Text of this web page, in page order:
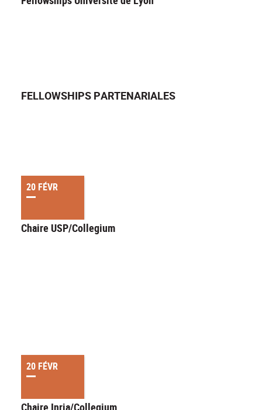
FELLOWSHIPS PARTENARIALES
20 FÉVR
Chaire USP/Collegium
20 FÉVR
Chaire Inria/Collegium